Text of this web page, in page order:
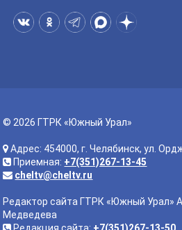
© 2026 ГТРК «Южный Урал»
Адрес: 454000, г. Челябинск, ул.
Приемная: +7(351)267-13-45
cheltv@cheltv.ru
Редактор сайта ГТРК «Южный Урал»
Медведева
Редакция сайта: +7(351)267-13-50